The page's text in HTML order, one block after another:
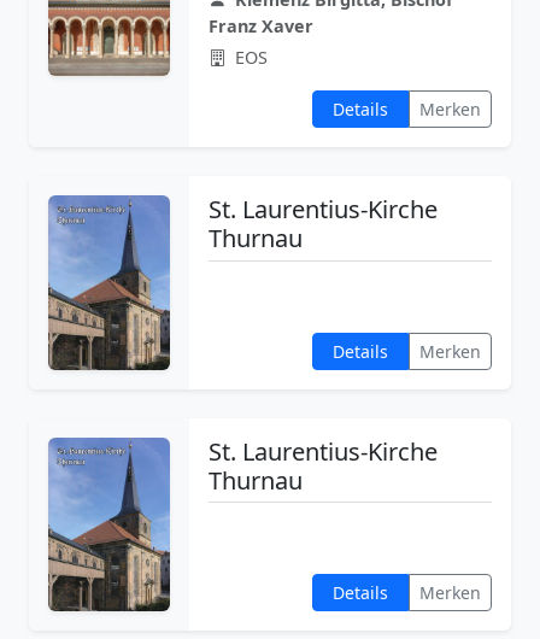
Franz Xaver
EOS
Details Merken
St. Laurentius-Kirche
Thurnau
Details Merken
St. Laurentius-Kirche
Thurnau
Details Merken